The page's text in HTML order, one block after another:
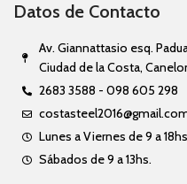
Datos de Contacto
Av. Giannattasio esq.
Ciudad de la Costa,
2683 3588 - 098 605 298
Lunes a Viernes de 9 a
Sábados de 9 a 13hs.